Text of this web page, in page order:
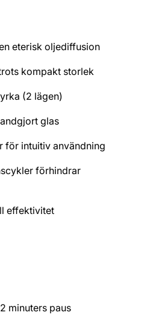
eterisk oljediffusion
kompakt storlek
(2 lägen)
glas
för intuitiv användning
förhindrar
effektivitet
minuters paus